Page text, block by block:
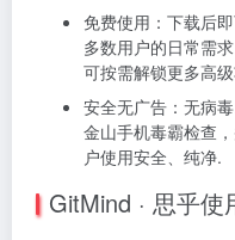
免费使用：下载后
多数用户的日常需
可按需解锁更多高
安全无广告：无病
金山手机毒霸检查
户使用安全、纯净.
GitMind · 思乎使